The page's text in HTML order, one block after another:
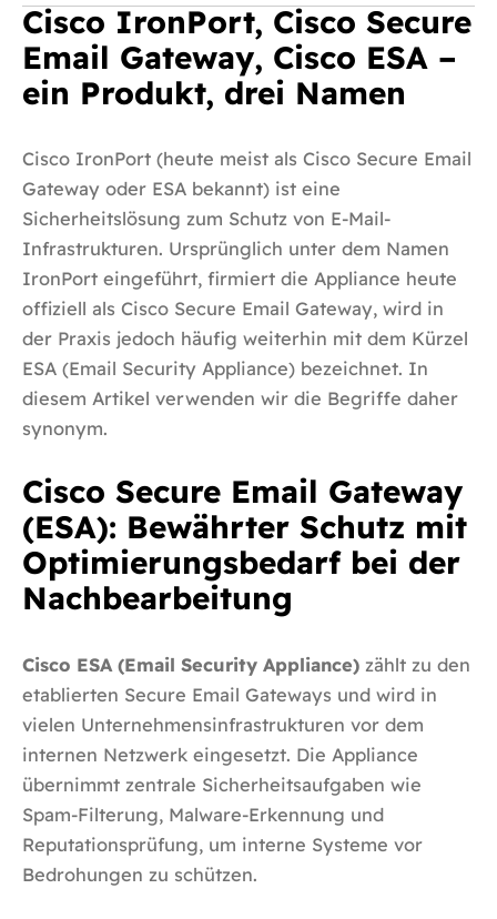
Cisco IronPort, Cisco Secure
Email Gateway, Cisco ESA –
ein Produkt, drei Namen
Cisco IronPort (heute meist als Cisco Secure Email
Gateway oder ESA bekannt) ist eine
Sicherheitslösung zum Schutz von E-Mail-
Infrastrukturen. Ursprünglich unter dem Namen
IronPort eingeführt, firmiert die Appliance heute
offiziell als Cisco Secure Email Gateway, wird in
der Praxis jedoch häufig weiterhin mit dem Kürzel
ESA (Email Security Appliance) bezeichnet. In
diesem Artikel verwenden wir die Begriffe daher
synonym.
Cisco Secure Email Gateway
(ESA): Bewährter Schutz mit
Optimierungsbedarf bei der
Nachbearbeitung
Cisco ESA (Email Security Appliance) zählt zu den
etablierten Secure Email Gateways und wird in
vielen Unternehmensinfrastrukturen vor dem
internen Netzwerk eingesetzt. Die Appliance
übernimmt zentrale Sicherheitsaufgaben wie
Spam-Filterung, Malware-Erkennung und
Reputationsprüfung, um interne Systeme vor
Bedrohungen zu schützen.